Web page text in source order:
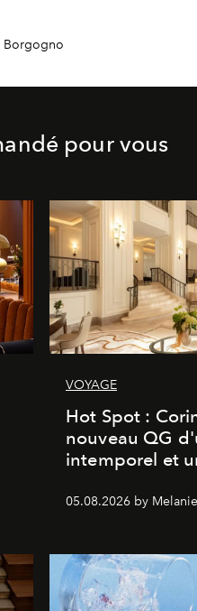
Borgogno
pour vous
VOYAGE
Hot Spot :
nouveau QG
intemporel et
05.08.2026 by